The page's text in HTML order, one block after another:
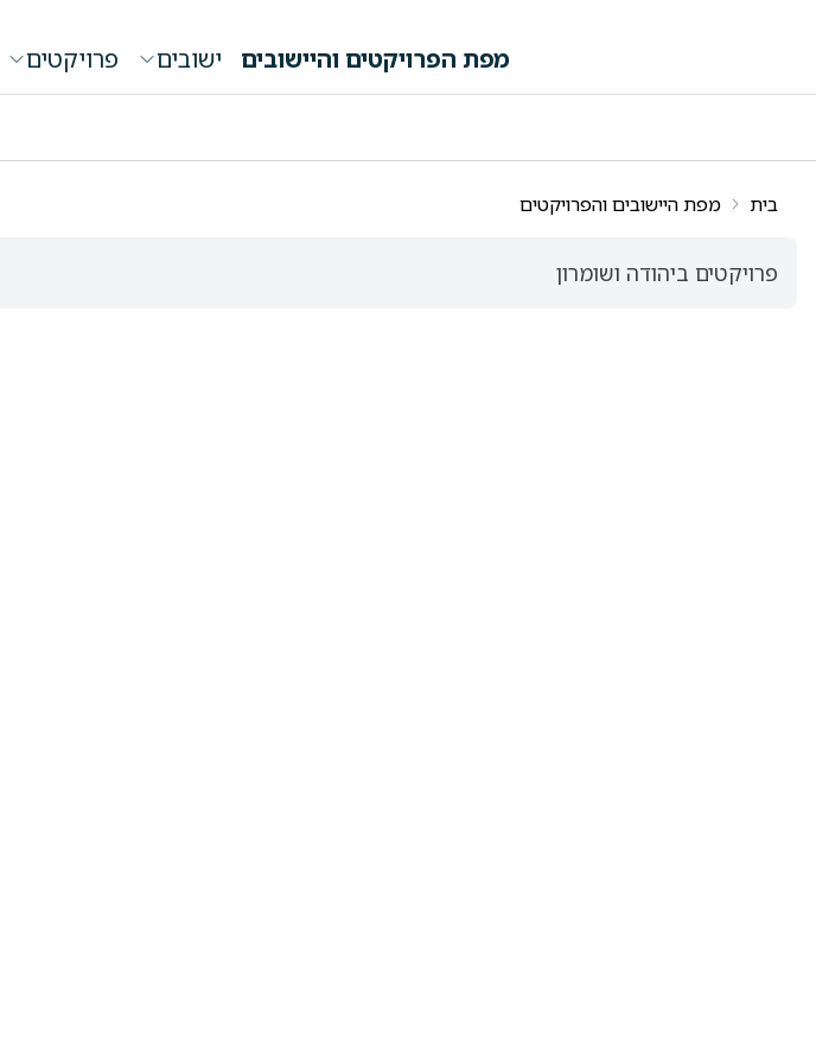
מפת הפרויקטים והיישובים ישובים פרויקטים
בית מפת היישובים והפרויקטים
פרויקטים ביהודה ושומרון